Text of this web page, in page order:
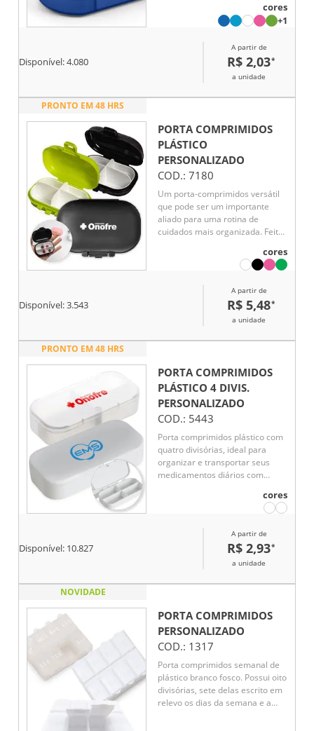
cores
+1
Disponível:4.080
A partir de
R$ 2,03*
a unidade
PRONTO EM 48 HRS
PORTA COMPRIMIDOS
PLÁSTICO
PERSONALIZADO
COD.: 7180
Um porta-comprimidos versátil
que pode ser um importante
aliado para uma rotina de
cuidados mais organizada. Feito
compartimento removível
dividido em quatro divisórias, o
armazenar medicamentos e fácil
de limpar. Seu tamanho
compacto permite levá-lo com
bolsas, malas e mochilas,
cores
Disponível:3.543
A partir de
R$ 5,48*
a unidade
PRONTO EM 48 HRS
PORTA COMPRIMIDOS
PLÁSTICO 4 DIVIS.
PERSONALIZADO
COD.: 5443
Porta comprimidos plástico com
quatro divisórias, ideal para
organizar e transportar seus
medicamentos diários com
cabe facilmente em bolsas ou
bolsos, sendo perfeito para
uma rotina de medicamentos
organizada e sem complicações.
cores
Disponível: 10.827
A partir de
R$ 2,93*
a unidade
NOVIDADE
PORTA COMPRIMIDOS
PERSONALIZADO
COD.: 1317
Porta comprimidos semanal de
plástico branco fosco. Possui oito
divisórias, sete delas escrito em
relevo os dias da semana e a